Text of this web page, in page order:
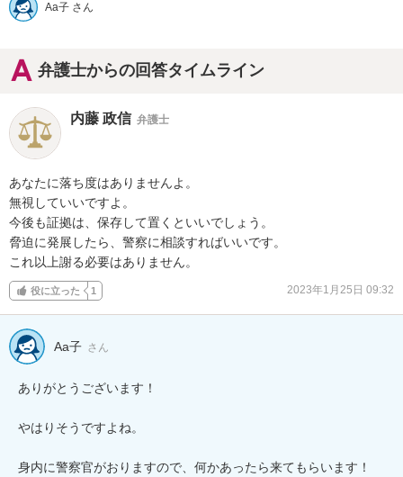
Aa子 さん
弁護士からの回答タイムライン
内藤 政信 弁護士
あなたに落ち度はありませんよ。
無視していいですよ。
今後も証拠は、保存して置くといいでしょう。
脅迫に発展したら、警察に相談すればいいです。
これ以上謝る必要はありません。
役に立った 1 2023年1月25日 09:32
Aa子 さん
ありがとうございます！
やはりそうですよね。
身内に警察官がおりますので、何かあったら来てもらいます！